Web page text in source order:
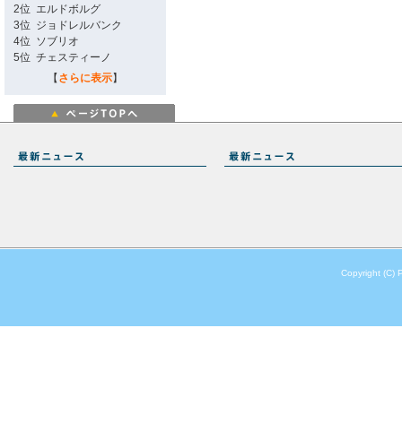
2位 エルドボルグ
3位 ジョドレルバンク
4位 ソブリオ
5位 チェスティーノ
【 さらに表示】
Copyright (C)